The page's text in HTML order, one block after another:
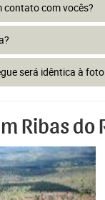
contato com vocês?
será idêntica à
Ribas do